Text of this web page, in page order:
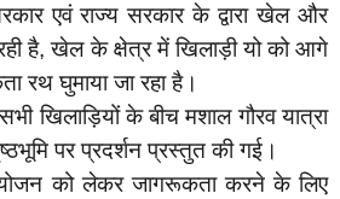
एवं राज्य सरकार के द्वारा खेल और
है, खेल के क्षेत्र में खिलाड़ी यो को आगे
रथ घुमाया जा रहा है।
खिलाड़ियों के बीच मशाल गौरव यात्रा
पर प्रदर्शन प्रस्तुत की गई।
को लेकर जागरूकता करने के लिए